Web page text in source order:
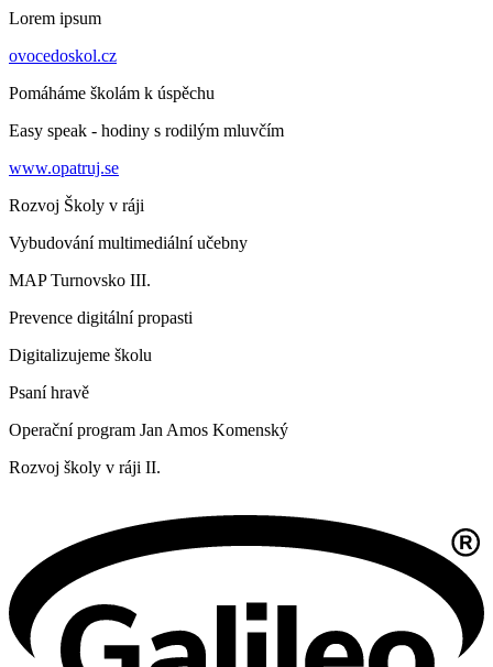
Lorem ipsum
ovocedoskol.cz
Pomáháme školám k úspěchu
Easy speak - hodiny s rodilým mluvčím
www.opatruj.se
Rozvoj Školy v ráji
Vybudování multimediální učebny
MAP Turnovsko III.
Prevence digitální propasti
Digitalizujeme školu
Psaní hravě
Operační program Jan Amos Komenský
Rozvoj školy v ráji II.